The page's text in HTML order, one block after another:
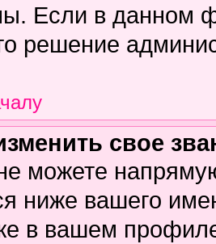
Если в данном
решение
свое
можете
ниже вашего
в вашем